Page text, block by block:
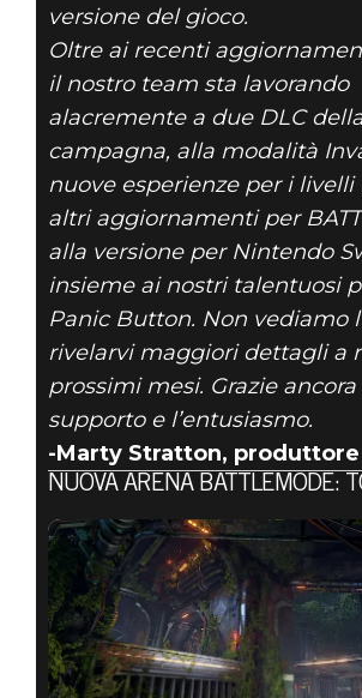
versione del gioco.
Oltre ai recenti
il nostro team sta lavorando
alacremente a due DLC
campagna, alla modalità
nuove esperienze per i livelli
altri aggiornamenti per
alla versione per Nintendo
insieme ai nostri talentuosi
Panic Button. Non vediamo
rivelarvi maggiori dettagli a
prossimi mesi. Grazie
supporto e l’entusiasmo.
-Marty Stratton,
NUOVA ARENA BATTLEMODE: